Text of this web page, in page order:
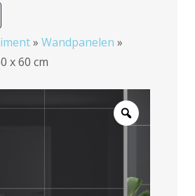
» Wandpanelen »
x 60 cm